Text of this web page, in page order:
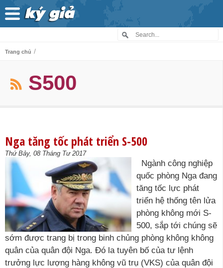
Trang chủ /
S500
Nga tăng tốc phát triển S-500
Thứ Bảy, 08 Tháng Tư 2017
Ngành công nghiệp
quốc phòng Nga đang
tăng tốc lực phát
triển hệ thống tên lửa
phòng không mới S-
500, sắp tới chúng sẽ
sớm được trang bị trong binh chủng phòng không không
quân của quân đội Nga. Đó la tuyên bố của tư lệnh
trưởng lực lượng hàng không vũ trụ (VKS) của quân đội